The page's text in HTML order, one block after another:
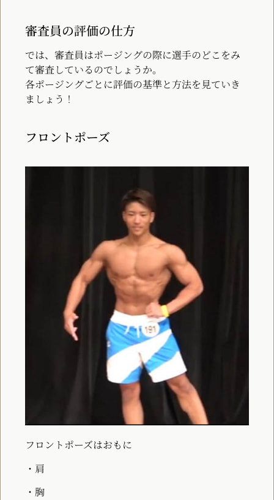
審査員の評価の仕方
では、審査員はポージングの際に選手のどこをみ
て審査しているのでしょうか。
各ポージングごとに評価の基準と方法を見ていき
ましょう！
フロントポーズ
フロントポーズはおもに
・肩
・胸